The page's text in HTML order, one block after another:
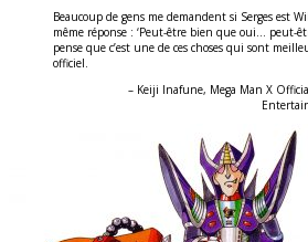
Beaucoup de gens me demandent si Serges est
même réponse : ‘Peut-être bien que oui… peut-
pense que c’est une de ces choses qui sont
officiel.
– Keiji Inafune, Mega Man X